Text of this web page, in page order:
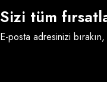
Sizi tüm
E-posta adresinizi